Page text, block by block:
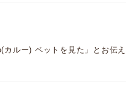
ルー) ペットを見た」とお伝え